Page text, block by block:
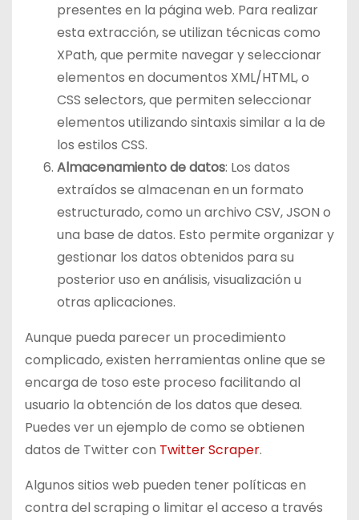
presentes en la página web. Para realizar
esta extracción, se utilizan técnicas como
XPath, que permite navegar y seleccionar
elementos en documentos XML/HTML, o
CSS selectors, que permiten seleccionar
elementos utilizando sintaxis similar a la de
los estilos CSS.
Almacenamiento de datos: Los datos
extraídos se almacenan en un formato
estructurado, como un archivo CSV, JSON o
una base de datos. Esto permite organizar y
gestionar los datos obtenidos para su
posterior uso en análisis, visualización u
otras aplicaciones.
Aunque pueda parecer un procedimiento
complicado, existen herramientas online que se
encarga de toso este proceso facilitando al
usuario la obtención de los datos que desea.
Puedes ver un ejemplo de como se obtienen
datos de Twitter con Twitter Scraper.
Algunos sitios web pueden tener políticas en
contra del scraping o limitar el acceso a través